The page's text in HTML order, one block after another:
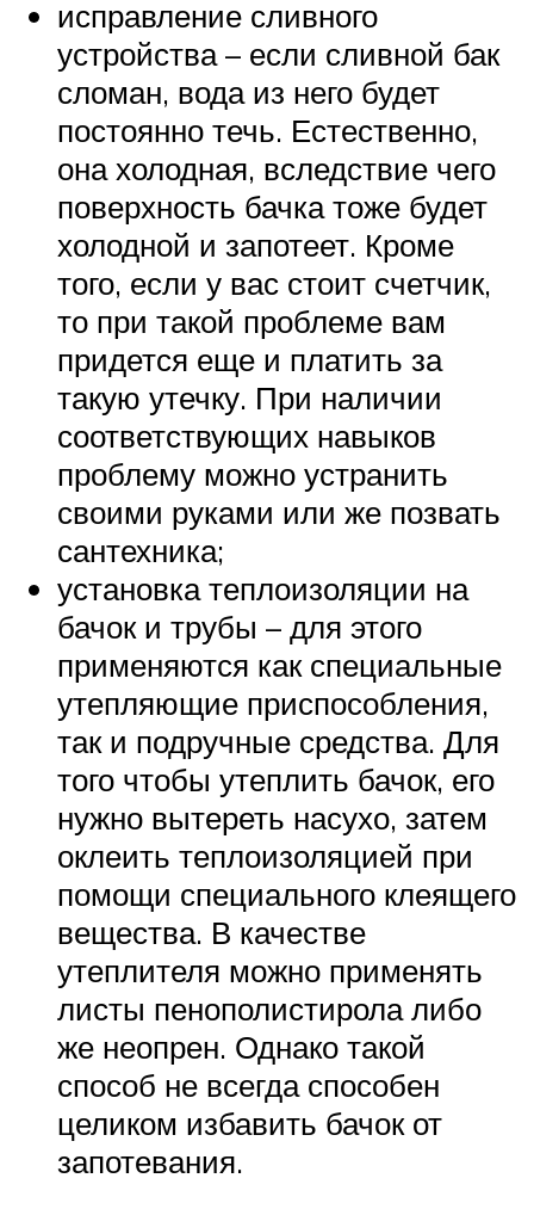
исправление сливного
устройства – если сливной бак
сломан, вода из него будет
постоянно течь. Естественно,
она холодная, вследствие чего
поверхность бачка тоже будет
холодной и запотеет. Кроме
того, если у вас стоит счетчик,
то при такой проблеме вам
придется еще и платить за
такую утечку. При наличии
соответствующих навыков
проблему можно устранить
своими руками или же позвать
сантехника;
установка теплоизоляции на
бачок и трубы – для этого
применяются как специальные
утепляющие приспособления,
так и подручные средства. Для
того чтобы утеплить бачок, его
нужно вытереть насухо, затем
оклеить теплоизоляцией при
помощи специального клеящего
вещества. В качестве
утеплителя можно применять
листы пенополистирола либо
же неопрен. Однако такой
способ не всегда способен
целиком избавить бачок от
запотевания.